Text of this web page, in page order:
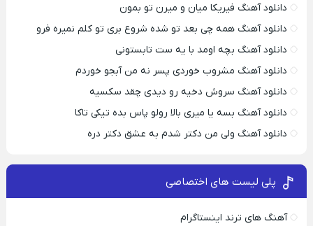
دانلود آهنگ فیریکا میان و میرن تو بمون
دانلود آهنگ همه چی بعد تو شده شروع بری تو کلم نمیره فرو
دانلود آهنگ بچه اومد با یه ست تابستونی
دانلود آهنگ مشروب خوردی پسر نه من آبجو خوردم
دانلود آهنگ سروش دخیه رو دیدی چقد سکسیه
دانلود آهنگ بسه یا میری بالا رولو پاس بده تیکی تاکا
دانلود آهنگ ولی من دکتر شدم به عشق دکتر دره
پلی لیست های اختصاصی
آهنگ های ترند اینستاگرام